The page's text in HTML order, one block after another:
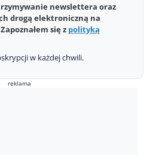
newslettera oraz
drogą elektroniczną na
się z polityką
w każdej chwili.
reklama